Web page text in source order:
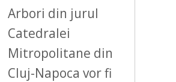
Arbori din jurul
Catedralei
Mitropolitane din
Cluj-Napoca vor fi